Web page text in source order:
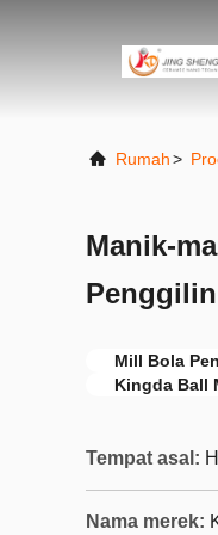
Rumah>
Manik-
Mill Bola
Kingda Ball
Tempat asal:
Nama merek: